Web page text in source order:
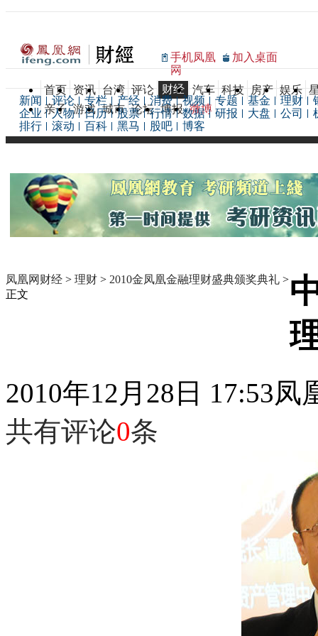
手机凤凰
网
加入桌面
首页 资讯 台湾 评论 财经 汽车 科技 房产 娱乐
亲子 游戏 城市 论坛 博报 微博
新闻 评论 专栏 产经 消费 视频 专题 基金 理财
企业
人物 日历 股票 行情 数据 研报 大盘 公司
排行
滚动 百科 黑马 股吧 博客
凤凰网财经 > 理财 > 2010金凤凰金融理财盛典颁奖典礼 >
正文
2010年12月28日 17:53凤
共有评论0条